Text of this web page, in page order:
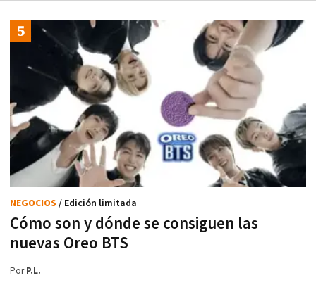
Cómo son y dónde se consiguen las
nuevas Oreo BTS
NEGOCIOS / Edición limitada
PorP.L.